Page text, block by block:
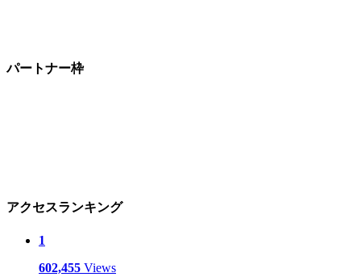
パートナー枠
アクセスランキング
1
602,455 Views